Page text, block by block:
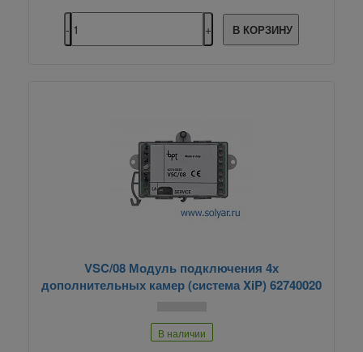
В КОРЗИНУ
VSC/08 Модуль подключения 4х
дополнительных камер (система XiP) 62740020
В наличии